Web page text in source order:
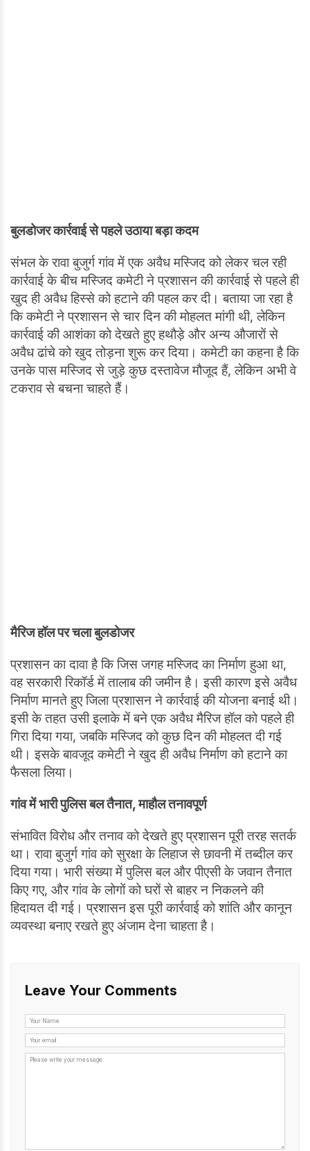
बुलडोजर कार्रवाई से पहले उठाया बड़ा कदम
संभल के रावा बुजुर्ग गांव में एक अवैध मस्जिद को लेकर चल रही
कार्रवाई के बीच मस्जिद कमेटी ने प्रशासन की कार्रवाई से पहले ही
खुद ही अवैध हिस्से को हटाने की पहल कर दी। बताया जा रहा है
कि कमेटी ने प्रशासन से चार दिन की मोहलत मांगी थी, लेकिन
कार्रवाई की आशंका को देखते हुए हथौड़े और अन्य औजारों से
अवैध ढांचे को खुद तोड़ना शुरू कर दिया। कमेटी का कहना है कि
उनके पास मस्जिद से जुड़े कुछ दस्तावेज मौजूद हैं, लेकिन अभी वे
टकराव से बचना चाहते हैं।
मैरिज हॉल पर चला बुलडोजर
प्रशासन का दावा है कि जिस जगह मस्जिद का निर्माण हुआ था,
वह सरकारी रिकॉर्ड में तालाब की जमीन है। इसी कारण इसे अवैध
निर्माण मानते हुए जिला प्रशासन ने कार्रवाई की योजना बनाई थी।
इसी के तहत उसी इलाके में बने एक अवैध मैरिज हॉल को पहले ही
गिरा दिया गया, जबकि मस्जिद को कुछ दिन की मोहलत दी गई
थी। इसके बावजूद कमेटी ने खुद ही अवैध निर्माण को हटाने का
फैसला लिया।
गांव में भारी पुलिस बल तैनात,माहौल तनावपूर्ण
संभावित विरोध और तनाव को देखते हुए प्रशासन पूरी तरह सतर्क
था। रावा बुजुर्ग गांव को सुरक्षा के लिहाज से छावनी में तब्दील कर
दिया गया। भारी संख्या में पुलिस बल और पीएसी के जवान तैनात
किए गए, और गांव के लोगों को घरों से बाहर न निकलने की
हिदायत दी गई। प्रशासन इस पूरी कार्रवाई को शांति और कानून
व्यवस्था बनाए रखते हुए अंजाम देना चाहता है।
Leave Your Comments